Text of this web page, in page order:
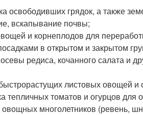
освободивших грядок, а также
вскапывание почвы;
и корнеплодов для
в открытом и закрытом
редиса, кочанного салата и
листовых овощей и
тепличных томатов и огурцов для
многолетников (ревень,